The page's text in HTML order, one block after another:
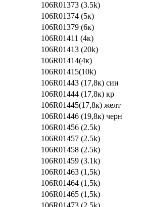
106R01373 (3.5k)
106R01374 (5к)
106R01379 (6к)
106R01411 (4к)
106R01413 (20k)
106R01414(4к)
106R01415(10k)
106R01443 (17,8к) син
106R01444 (17,8к) кр
106R01445(17,8к) желт
106R01446 (19,8к) черн
106R01456 (2.5k)
106R01457 (2.5k)
106R01458 (2.5k)
106R01459 (3.1k)
106R01463 (1,5k)
106R01464 (1,5k)
106R01465 (1,5k)